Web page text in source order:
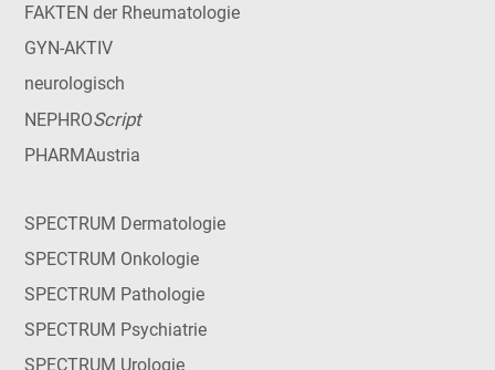
FAKTEN der Rheumatologie
GYN-AKTIV
neurologisch
NEPHROScript
PHARMAustria
SPECTRUM Dermatologie
SPECTRUM Onkologie
SPECTRUM Pathologie
SPECTRUM Psychiatrie
SPECTRUM Urologie